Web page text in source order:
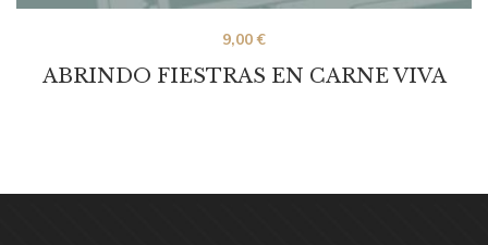
ABRINDO FIESTRAS EN CARNE VIVA
9,00€